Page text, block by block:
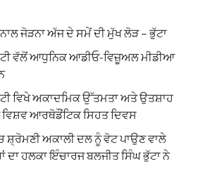
ਨਾਲ ਜੋੜਨਾ ਅੱਜ ਦੇ ਸਮੇਂ ਦੀ ਮੁੱਖ ਲੋੜ – ਭੁੱਟਾ
ਵੱਲੋਂ ਆਧੁਨਿਕ ਆਡੀਓ-ਵਿਜ਼ੂਅਲ ਮੀਡੀਆ
ਵਿਖੇ ਅਕਾਦਮਿਕ ਉੱਤਮਤਾ ਅਤੇ ਉਤਸ਼ਾਹ
ਆਰਥੋਡੌਂਟਿਕ ਸਿਹਤ ਦਿਵਸ
ਸ਼੍ਰੋਮਣੀ ਅਕਾਲੀ ਦਲ ਨੂੰ ਵੋਟ ਪਾਉਣ ਵਾਲੇ
ਦਾ ਹਲਕਾ ਇੰਚਾਰਜ ਬਲਜੀਤ ਸਿੰਘ ਭੁੱਟਾ ਨੇ